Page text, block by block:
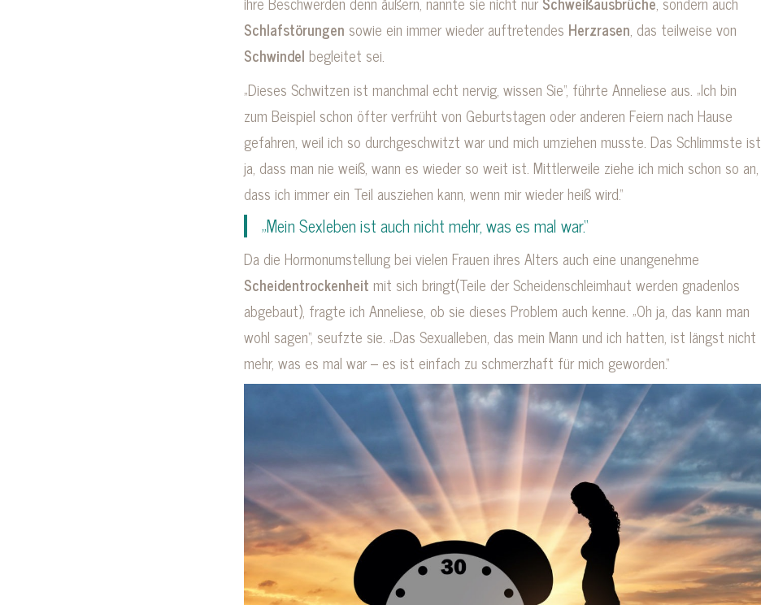
Schlafstörungen sowie ein immer wieder auftretendes Herzrasen, das teilweise von
Schwindel begleitet sei.
„Dieses Schwitzen ist manchmal echt nervig, wissen Sie“, führte Anneliese aus. „Ich bin
zum Beispiel schon öfter verfrüht von Geburtstagen oder anderen Feiern nach Hause
gefahren, weil ich so durchgeschwitzt war und mich umziehen musste. Das Schlimmste ist
ja, dass man nie weiß, wann es wieder so weit ist. Mittlerweile ziehe ich mich schon so an,
dass ich immer ein Teil ausziehen kann, wenn mir wieder heiß wird.“
„Mein Sexleben ist auch nicht mehr, was es mal war.“
Da die Hormonumstellung bei vielen Frauen ihres Alters auch eine unangenehme
Scheidentrockenheit mit sich bringt(Teile der Scheidenschleimhaut werden gnadenlos
abgebaut), fragte ich Anneliese, ob sie dieses Problem auch kenne. „Oh ja, das kann man
wohl sagen“, seufzte sie. „Das Sexualleben, das mein Mann und ich hatten, ist längst nicht
mehr, was es mal war – es ist einfach zu schmerzhaft für mich geworden.“